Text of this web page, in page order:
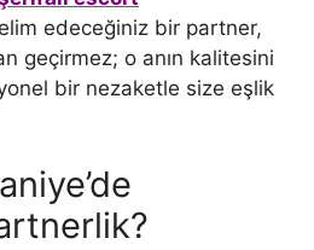
edeceğiniz bir partner,
geçirmez; o anın kalitesini
bir nezaketle size eşlik